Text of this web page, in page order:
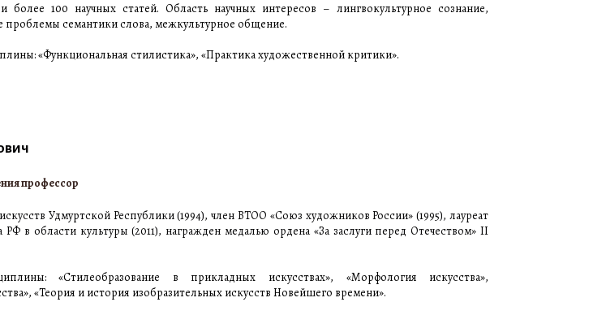
более 100 научных статей. Область научных интересов – лингвокультурное сознание,
проблемы семантики слова, межкультурное общение.
«Функциональная стилистика», «Практика художественной критики».
профессор
Удмуртской Республики (1994), член ВТОО «Союз художников России» (1995), лауреат
РФ в области культуры (2011), награжден медалью ордена «За заслуги перед Отечеством» II
«Стилеобразование в прикладных искусствах», «Морфология искусства»,
«Теория и история изобразительных искусств Новейшего времени».